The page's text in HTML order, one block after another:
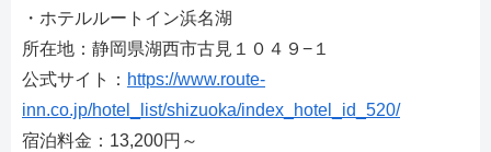
・ホテルルートイン浜名湖
所在地：静岡県湖西市古見１０４９−１
公式サイト： https://www.route-
inn.co.jp/hotel_list/shizuoka/index_hotel_id_520/
宿泊料金：13,200円～